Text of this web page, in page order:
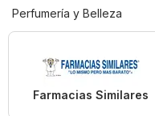
Perfumería y Belleza
Farmacias Similares